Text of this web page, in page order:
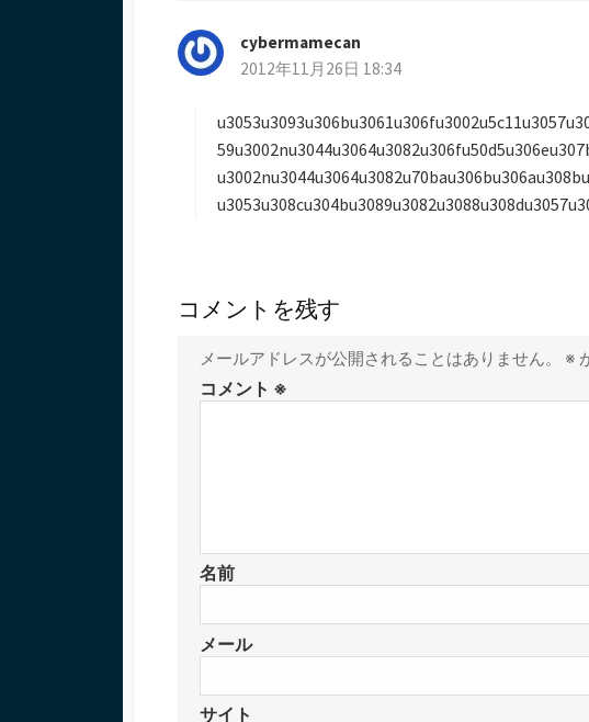
cybermamecan
り
2012年11月26日 18:34
コメントを残す
メールアドレスが公開されることはありません。 ※
コメント ※
名前
メール
サイト